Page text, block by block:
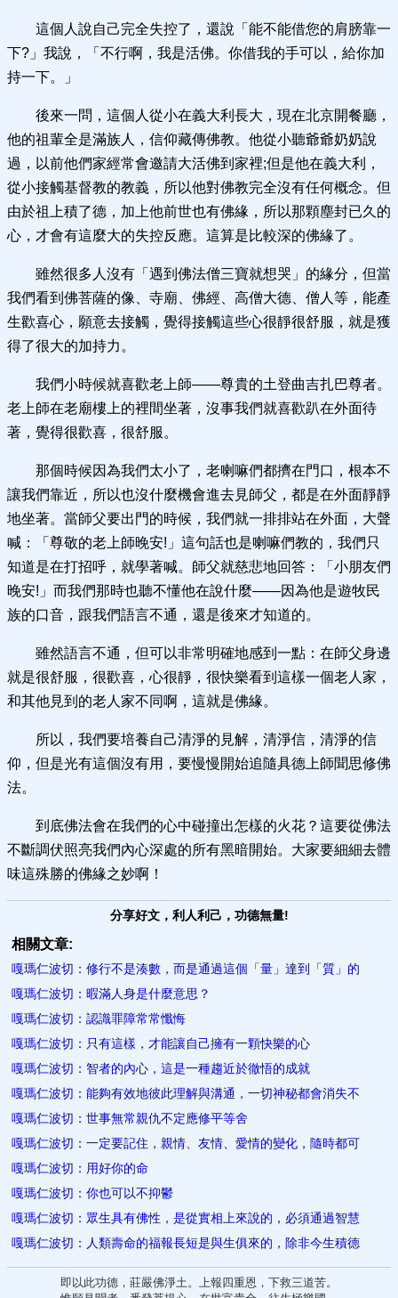
這個人說自己完全失控了，還說「能不能借您的肩膀靠一
下?」我說，「不行啊，我是活佛。你借我的手可以，給你加
持一下。」
後來一問，這個人從小在義大利長大，現在北京開餐廳，
他的祖輩全是滿族人，信仰藏傳佛教。他從小聽爺爺奶奶說
過，以前他們家經常會邀請大活佛到家裡;但是他在義大利，
從小接觸基督教的教義，所以他對佛教完全沒有任何概念。但
由於祖上積了德，加上他前世也有佛緣，所以那顆塵封已久的
心，才會有這麼大的失控反應。這算是比較深的佛緣了。
雖然很多人沒有「遇到佛法僧三寶就想哭」的緣分，但當
我們看到佛菩薩的像、寺廟、佛經、高僧大德、僧人等，能產
生歡喜心，願意去接觸，覺得接觸這些心很靜很舒服，就是獲
得了很大的加持力。
我們小時候就喜歡老上師——尊貴的土登曲吉扎巴尊者。
老上師在老廟樓上的裡間坐著，沒事我們就喜歡趴在外面待
著，覺得很歡喜，很舒服。
那個時候因為我們太小了，老喇嘛們都擠在門口，根本不
讓我們靠近，所以也沒什麼機會進去見師父，都是在外面靜靜
地坐著。當師父要出門的時候，我們就一排排站在外面，大聲
喊：「尊敬的老上師晚安!」這句話也是喇嘛們教的，我們只
知道是在打招呼，就學著喊。師父就慈悲地回答：「小朋友們
晚安!」而我們那時也聽不懂他在說什麼——因為他是遊牧民
族的口音，跟我們語言不通，還是後來才知道的。
雖然語言不通，但可以非常明確地感到一點：在師父身邊
就是很舒服，很歡喜，心很靜，很快樂看到這樣一個老人家，
和其他見到的老人家不同啊，這就是佛緣。
所以，我們要培養自己清淨的見解，清淨信，清淨的信
仰，但是光有這個沒有用，要慢慢開始追隨具德上師聞思修佛
法。
到底佛法會在我們的心中碰撞出怎樣的火花？這要從佛法
不斷調伏照亮我們內心深處的所有黑暗開始。大家要細細去體
味這殊勝的佛緣之妙啊！
分享好文，利人利己，功德無量!
相關文章:
嘎瑪仁波切：修行不是湊數，而是通過這個「量」達到「質」的
嘎瑪仁波切：暇滿人身是什麼意思？
嘎瑪仁波切：認識罪障常常懺悔
嘎瑪仁波切：只有這樣，才能讓自己擁有一顆快樂的心
嘎瑪仁波切：智者的內心，這是一種趨近於徹悟的成就
嘎瑪仁波切：能夠有效地彼此理解與溝通，一切神秘都會消失不
嘎瑪仁波切：世事無常親仇不定應修平等舍
嘎瑪仁波切：一定要記住，親情、友情、愛情的變化，隨時都可
嘎瑪仁波切：用好你的命
嘎瑪仁波切：你也可以不抑鬱
嘎瑪仁波切：眾生具有佛性，是從實相上來說的，必須通過智慧
嘎瑪仁波切：人類壽命的福報長短是與生俱來的，除非今生積德
即以此功德，莊嚴佛淨土。上報四重恩，下救三道苦。